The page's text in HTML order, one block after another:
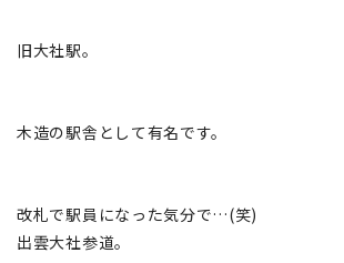
旧大社駅。
木造の駅舎として有名です。
改札で駅員になった気分で…(笑)
出雲大社参道。